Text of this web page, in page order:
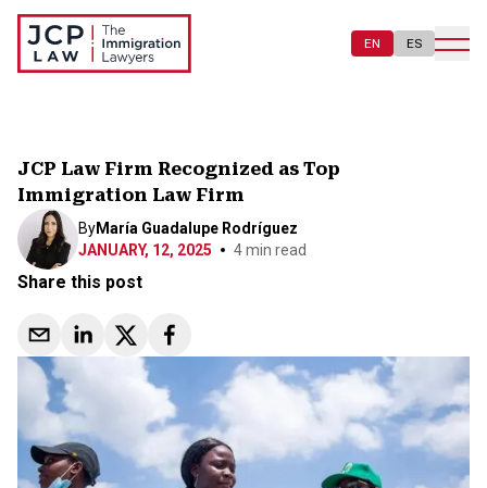
EN ES
JCP Law Firm Recognized as Top
Immigration Law Firm
ByMaría Guadalupe Rodríguez
JANUARY, 12, 2025
4min read
Share this post